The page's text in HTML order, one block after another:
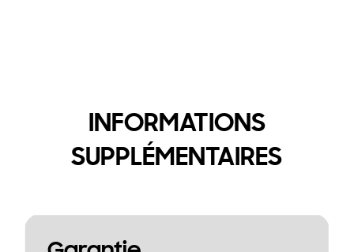
INFORMATIONS
SUPPLÉMENTAIRES